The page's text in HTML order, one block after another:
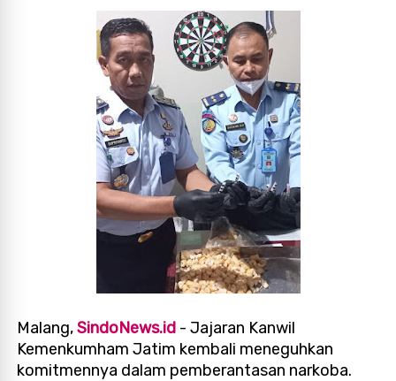
Malang,SindoNews.id - Jajaran Kanwil
Kemenkumham Jatim kembali meneguhkan
komitmennya dalam pemberantasan narkoba.